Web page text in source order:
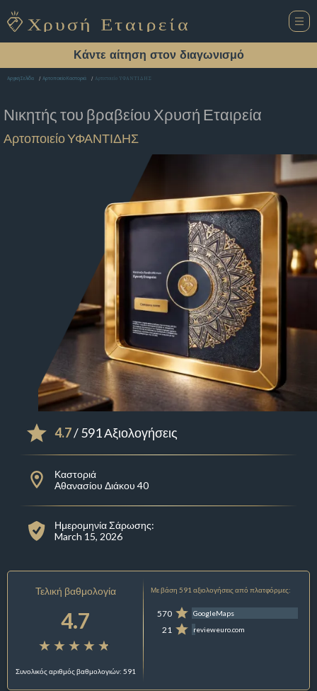
Κάντε αίτηση στον διαγωνισμό
Αρχική Σελίδα Αρτοποιείο Καστοριά Αρτοποιείο ΥΦΑΝΤΙΔΗΣ
Νικητής του βραβείου Χρυσή Εταιρεία
Αρτοποιείο ΥΦΑΝΤΙΔΗΣ
4.7/ 591 Αξιολογήσεις
Καστοριά
Αθανασίου Διάκου 40
Ημερομηνία Σάρωσης:
March 15, 2026
Τελική βαθμολογία
4.7
Συνολικός αριθμός βαθμολογιών: 591
Με βάση 591 αξιολογήσεις από πλατφόρμες:
570 GoogleMaps
21 revieweuro.com